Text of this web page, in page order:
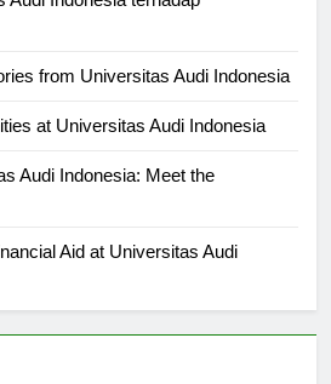
Indonesia terhadap
Audi Indonesia: Meet the
Aid at Universitas Audi